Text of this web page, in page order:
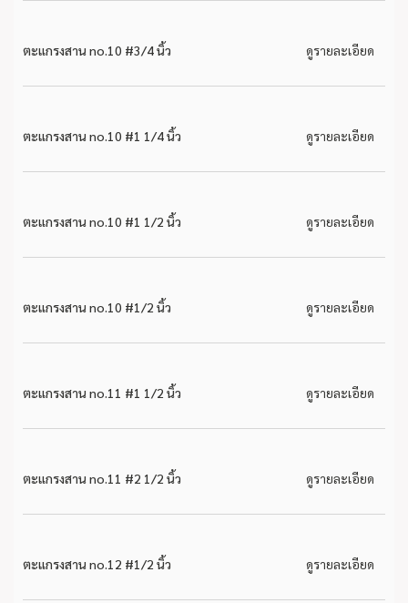
ตะแกรงสาน no.10 #3/4 นิ้ว ดูรายละเอียด
ตะแกรงสาน no.10 #1 1/4 นิ้ว ดูรายละเอียด
ตะแกรงสาน no.10 #1 1/2 นิ้ว ดูรายละเอียด
ตะแกรงสาน no.10 #1/2 นิ้ว ดูรายละเอียด
ตะแกรงสาน no.11 #1 1/2 นิ้ว ดูรายละเอียด
ตะแกรงสาน no.11 #2 1/2 นิ้ว ดูรายละเอียด
ตะแกรงสาน no.12 #1/2 นิ้ว ดูรายละเอียด